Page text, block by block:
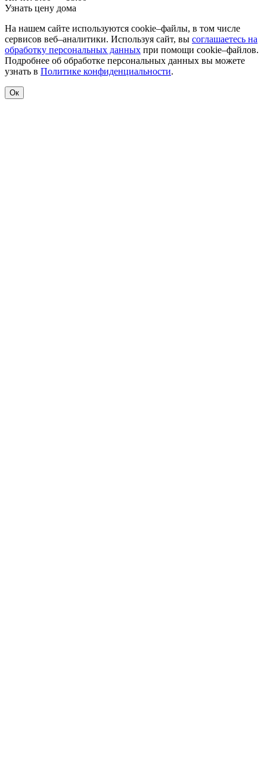
Узнать цену дома
На нашем сайте используются cookie–файлы, в том числе
сервисов веб–аналитики. Используя сайт, вы соглашаетесь на
обработку персональных данных при помощи cookie–файлов.
Подробнее об обработке персональных данных вы можете
узнать в Политике конфиденциальности.
Ок